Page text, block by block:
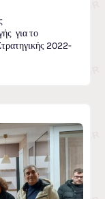
για το
2022-